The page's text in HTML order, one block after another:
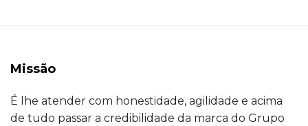
Missão
É lhe atender com honestidade, agilidade e acima
de tudo passar a credibilidade da marca do Grupo